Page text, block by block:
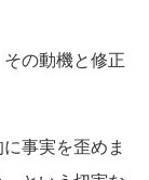
の動機と修正
事実を歪めま